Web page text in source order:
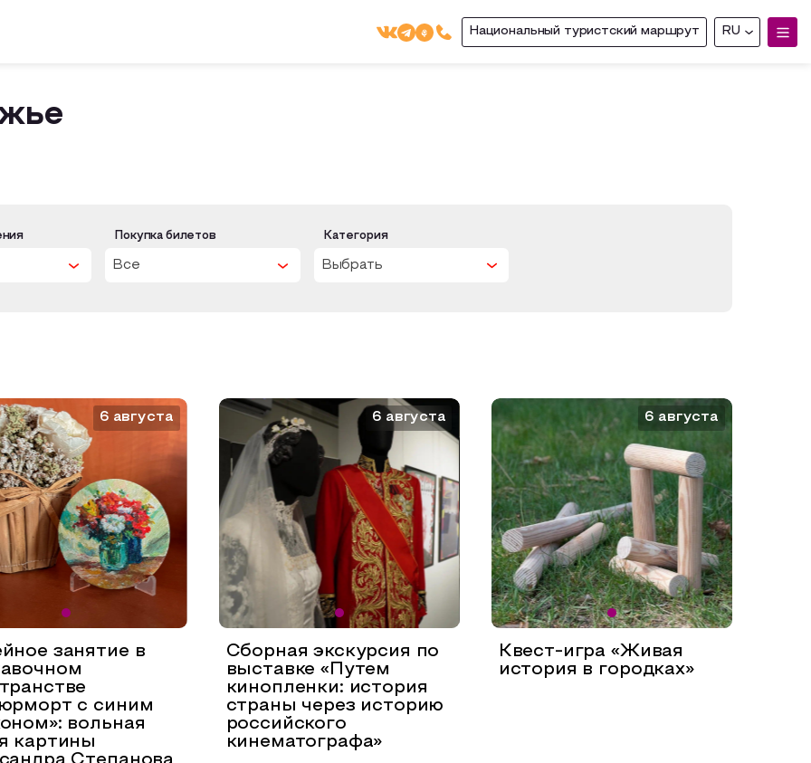
Национальный туристский маршрут RU
Покупка билетов
Все
Категория
Выбрать
6 августа
занятие в
с синим
вольная
картины
6 августа
Сборная экскурсия по
выставке «Путем
кинопленки: история
страны через историю
российского
кинематографа»
6 августа
Квест-игра «Живая
история в городках»